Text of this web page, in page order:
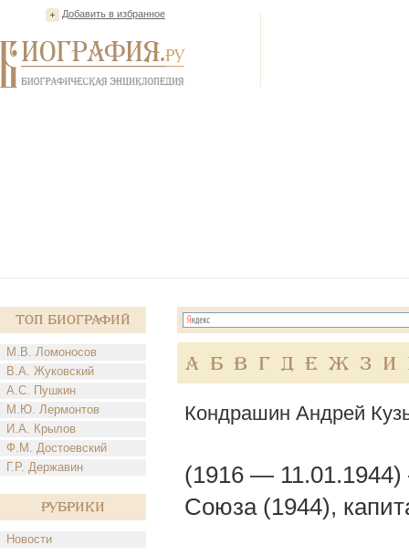
Добавить в избранное
Топ Биографий
М.В. Ломоносов
В.А. Жуковский
А.С. Пушкин
М.Ю. Лермонтов
И.А. Крылов
Ф.М. Достоевский
Г.Р. Державин
Рубрики
Новости
А Б В Г Д Е Ж З И
Кондрашин Андрей
(1916 — 11.01.1944)
Союза (1944),